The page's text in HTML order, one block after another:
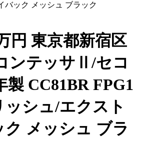
バック メッシュ ブラック
円 東京都新宿区
ンテッサⅡ/セコ
製 CC81BR FPG1
シュ/エクスト
ク メッシュ ブラ